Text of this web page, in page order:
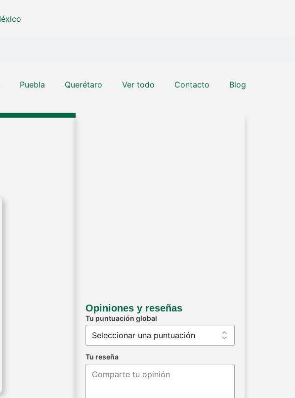
Puebla Querétaro Ver todo Contacto Blog
Opiniones y reseñas
Tu puntuación global
Tu reseña